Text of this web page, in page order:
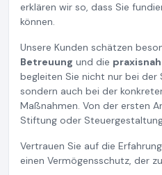
erklären wir so, dass Sie
können.
Unsere Kunden schätzen
Betreuung und die
begleiten Sie nicht nur bei der
sondern auch bei der
Maßnahmen. Von der ersten
Stiftung oder
Vertrauen Sie auf die
einen Vermögensschutz, der